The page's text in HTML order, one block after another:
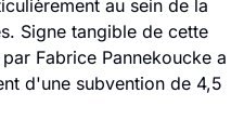
au sein de la
Signe tangible de cette
Fabrice Pannekoucke a
d'une subvention de 4,5